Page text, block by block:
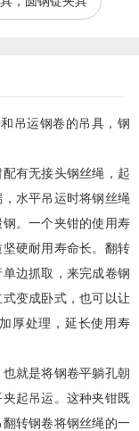
吊运钢卷的吊具，钢
有无接头钢丝绳，起
水平吊运时将钢丝绳
。一个夹钳的使用寿
硬耐用寿命长。翻转
边抓取，来完成卷钢
变成卧式，也可以让
厚处理，延长使用寿
就是将钢卷平躺孔朝
起吊运。这种夹钳既
转钢卷将钢丝绳的一